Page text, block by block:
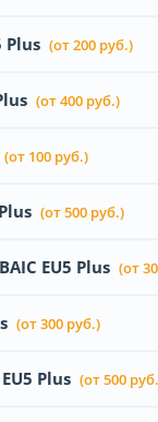
Plus (от 200 руб.)
(от 400 руб.)
(от 100 руб.)
(от 500 руб.)
EU5 Plus (от
(от 300 руб.)
Plus (от 500